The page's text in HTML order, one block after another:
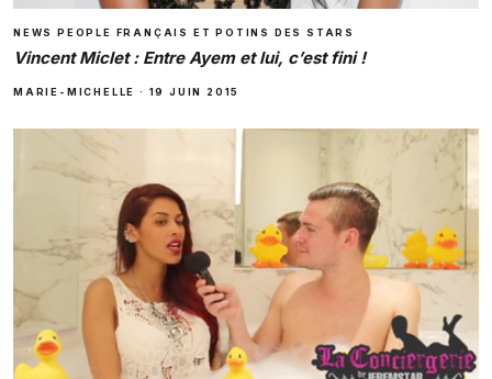
NEWS PEOPLE FRANÇAIS ET POTINS DES STARS
Vincent Miclet : Entre Ayem et lui, c’est fini !
MARIE-MICHELLE · 19 JUIN 2015